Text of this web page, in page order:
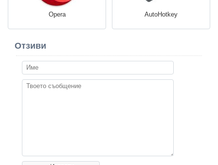
Opera AutoHotkey
Отзиви